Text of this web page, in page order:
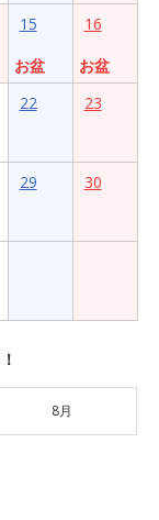
15
お盆
16
お盆
22 23
29 30
8月